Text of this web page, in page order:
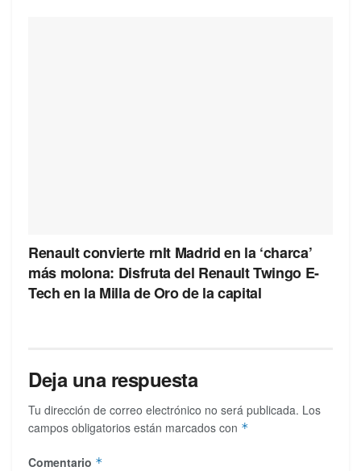
Renault convierte rnlt Madrid en la ‘charca’
más molona: Disfruta del Renault Twingo E-
Tech en la Milla de Oro de la capital
Deja una respuesta
Tu dirección de correo electrónico no será publicada. Los
campos obligatorios están marcados con *
Comentario *